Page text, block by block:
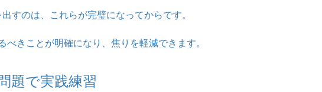
すのは、これらが完璧になってからです。
べきことが明確になり、焦りを軽減できます。
題で実践練習